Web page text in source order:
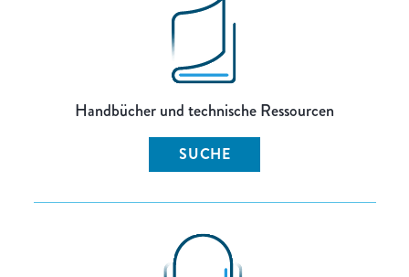
Handbücher und technische Ressourcen
SUCHE